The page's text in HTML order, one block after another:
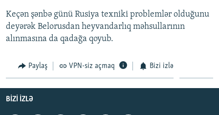
Keçən şənbə günü Rusiya texniki problemlər olduğunu
deyərək Belorusdan heyvandarlıq məhsullarının
alınmasına da qadağa qoyub.
Paylaş VPN-siz açmaq Bizi izlə
BIZI IZLƏ